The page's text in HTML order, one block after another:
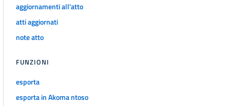
aggiornamenti all'atto
atti aggiornati
note atto
FUNZIONI
esporta
esporta in Akoma ntoso